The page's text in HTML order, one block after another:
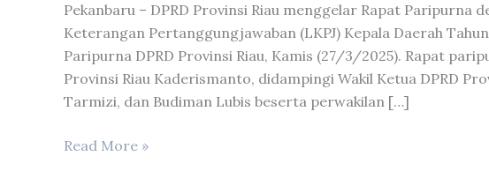
Pekanbaru – DPRD Provinsi Riau menggelar Rapat Paripurna
Keterangan Pertanggungjawaban (LKPJ) Kepala Daerah
Paripurna DPRD Provinsi Riau, Kamis (27/3/2025). Rapat
Provinsi Riau Kaderismanto, didampingi Wakil Ketua DPRD
Tarmizi, dan Budiman Lubis beserta perwakilan […]
Penyampaian
Read More »